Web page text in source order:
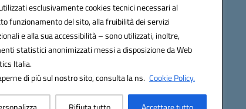
esclusivamente cookies tecnici necessari al
funzionamento del sito, alla fruibilità dei servizi
e alla sua accessibilità – sono utilizzati, inoltre,
statistici anonimizzati messi a disposizione da Web
Italia.
di più sul nostro sito, consulta la ns. Cookie Policy.